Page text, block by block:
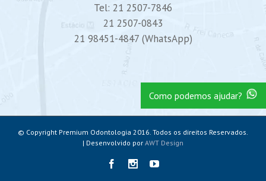
Tel: 21 2507-7846
21 2507-0843
21 98451-4847 (WhatsApp)
© Copyright Premium Odontologia 2016. Todos os direitos Reservados.
| Desenvolvido por AWT Design
FacebookInstagramYoutube
Como podemos ajudar?